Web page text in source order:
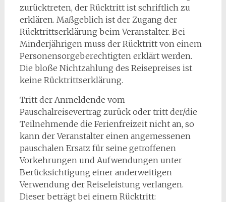
zurücktreten, der Rücktritt ist schriftlich zu
erklären. Maßgeblich ist der Zugang der
Rücktrittserklärung beim Veranstalter. Bei
Minderjährigen muss der Rücktritt von einem
Personensorgeberechtigten erklärt werden.
Die bloße Nichtzahlung des Reisepreises ist
keine Rücktrittserklärung.
Tritt der Anmeldende vom
Pauschalreisevertrag zurück oder tritt der/die
Teilnehmende die Ferienfreizeit nicht an, so
kann der Veranstalter einen angemessenen
pauschalen Ersatz für seine getroffenen
Vorkehrungen und Aufwendungen unter
Berücksichtigung einer anderweitigen
Verwendung der Reiseleistung verlangen.
Dieser beträgt bei einem Rücktritt: